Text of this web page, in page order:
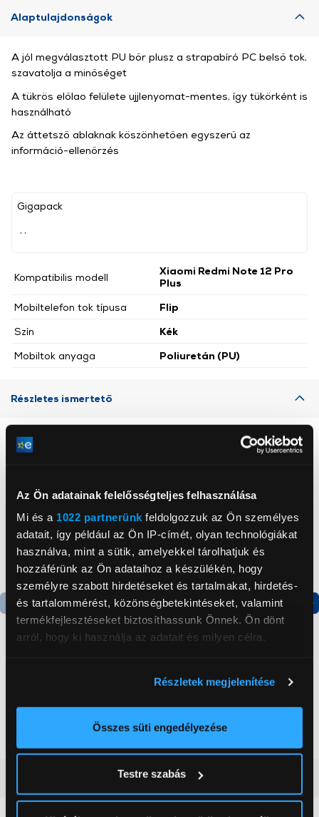
Az Ön adatainak felelősségteljes felhasználása
Mi és a 1022 partnerünk feldolgozzuk az Ön személyes
adatait, így például az Ön IP-címét, olyan technológiákat
használva, mint a sütik, amelyekkel tárolhatjuk és
hozzáférünk az Ön adataihoz a készülékén, hogy
személyre szabott hirdetéseket és tartalmakat, hirdetés-
és tartalommérést, közönségbetekintéseket, valamint
termékfejlesztéseket biztosíthassunk Önnek. Ön dönt
arról, hogy ki használja az adatait és milyen célra.
elhelyezkedéséről pár méteres pontossággal
Az Ön készülékén beazonosítása annak konkrét
módjairól és adja meg preferenciáit aRészletek
pontban. Bármikor módosíthatja vagy visszavonhatja a
Sütinyilatkozathoz való hozzájárulását.
Részletek megjelenítése
Összes süti engedélyezése
Testre szabás
Alaptulajdonságok
Gigapack
Kompatibilis modell
Xiaomi Redmi Note 12 Pro
Plus
Mobiltelefon tok típusa
Flip
Szín
Kék
Mobiltok anyaga
Poliuretán (PU)
A jól megválasztott PU bőr plusz a strapabíró PC belső tok,
szavatolja a minőséget
A tükrös előlao felülete ujjlenyomat-mentes, így tükörként is
használható
Az áttetsző ablaknak köszönhetően egyszerű az
információ-ellenőrzés
Részletes ismertető
Termék adatlap Termék adatlap
Alulfagyasztós
179 999 Ft
(0)